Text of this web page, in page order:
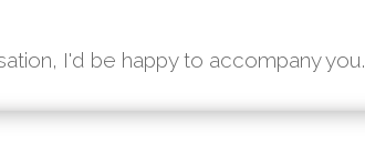
I'd be happy to accompany you.